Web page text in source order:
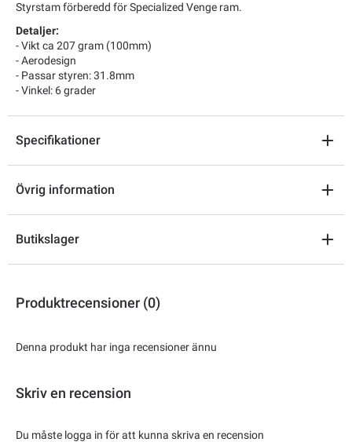
Styrstam förberedd för Specialized Venge ram.
Detaljer:
- Vikt ca 207 gram (100mm)
- Aerodesign
- Passar styren: 31.8mm
- Vinkel: 6 grader
Specifikationer
Övrig information
Butikslager
Produktrecensioner (0)
Denna produkt har inga recensioner ännu
Skriv en recension
Du måste logga in för att kunna skriva en recension